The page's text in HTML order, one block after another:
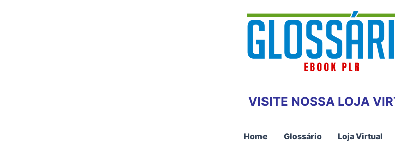
VISITE NOSSA LOJA
Home Glossário Loja Virtual